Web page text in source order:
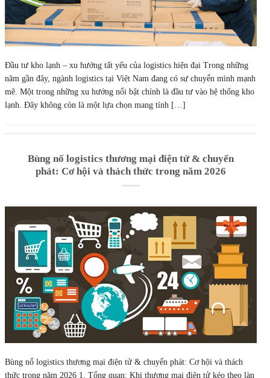
Đầu tư kho lạnh – xu hướng tất yếu của logistics hiện đại Trong những
năm gần đây, ngành logistics tại Việt Nam đang có sự chuyển mình mạnh
mẽ. Một trong những xu hướng nổi bật chính là đầu tư vào hệ thống kho
lạnh. Đây không còn là một lựa chọn mang tính […]
Bùng nổ logistics thương mại điện tử & chuyển
phát: Cơ hội và thách thức trong năm 2026
Bùng nổ logistics thương mại điện tử & chuyển phát: Cơ hội và thách
thức trong năm 2026 1. Tổng quan: Khi thương mại điện tử kéo theo làn